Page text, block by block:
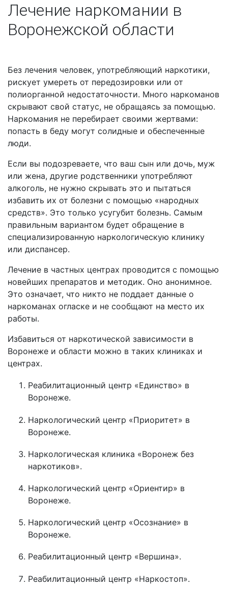
Лечение наркомании в
Воронежской области
Без лечения человек, употребляющий наркотики,
рискует умереть от передозировки или от
полиорганной недостаточности. Много наркоманов
скрывают свой статус, не обращаясь за помощью.
Наркомания не перебирает своими жертвами:
попасть в беду могут солидные и обеспеченные
люди.
Если вы подозреваете, что ваш сын или дочь, муж
или жена, другие родственники употребляют
алкоголь, не нужно скрывать это и пытаться
избавить их от болезни с помощью «народных
средств». Это только усугубит болезнь. Самым
правильным вариантом будет обращение в
специализированную наркологическую клинику
или диспансер.
Лечение в частных центрах проводится с помощью
новейших препаратов и методик. Оно анонимное.
Это означает, что никто не поддает данные о
наркоманах огласке и не сообщают на место их
работы.
Избавиться от наркотической зависимости в
Воронеже и области можно в таких клиниках и
центрах.
Реабилитационный центр «Единство» в
Воронеже.
Наркологический центр «Приоритет» в
Воронеже.
Наркологическая клиника «Воронеж без
наркотиков».
Наркологический центр «Ориентир» в
Воронеже.
Наркологический центр «Осознание» в
Воронеже.
Реабилитационный центр «Вершина».
Реабилитационный центр «Наркостоп».